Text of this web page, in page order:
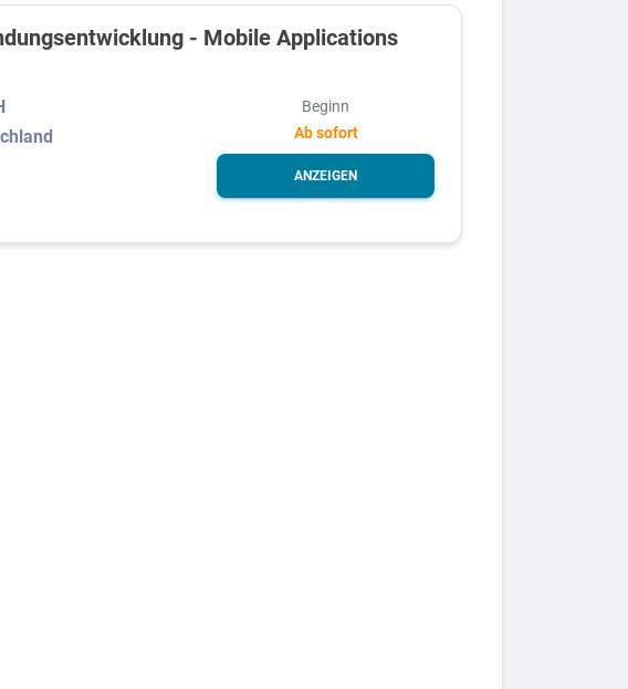
- Mobile Applications
Beginn
Ab sofort
ANZEIGEN